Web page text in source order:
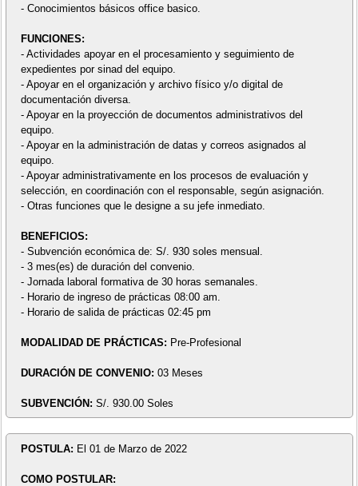
- Conocimientos básicos office basico.
FUNCIONES:
- Actividades apoyar en el procesamiento y seguimiento de
expedientes por sinad del equipo.
- Apoyar en el organización y archivo físico y/o digital de
documentación diversa.
- Apoyar en la proyección de documentos administrativos del
equipo.
- Apoyar en la administración de datas y correos asignados al
equipo.
- Apoyar administrativamente en los procesos de evaluación y
selección, en coordinación con el responsable, según asignación.
- Otras funciones que le designe a su jefe inmediato.
BENEFICIOS:
- Subvención económica de: S/. 930 soles mensual.
- 3 mes(es) de duración del convenio.
- Jornada laboral formativa de 30 horas semanales.
- Horario de ingreso de prácticas 08:00 am.
- Horario de salida de prácticas 02:45 pm
MODALIDAD DE PRÁCTICAS: Pre-Profesional
DURACIÓN DE CONVENIO: 03 Meses
SUBVENCIÓN: S/. 930.00 Soles
POSTULA: El 01 de Marzo de 2022
COMO POSTULAR: